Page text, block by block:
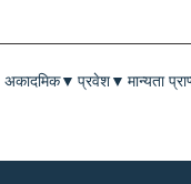
अकादमिक▼ प्रवेश▼ मान्यता